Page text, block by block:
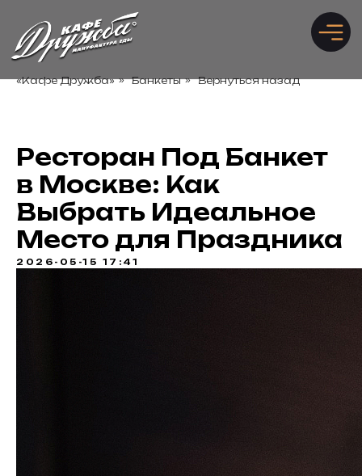
«Кафе Дружба» » Банкеты » Вернуться назад
Ресторан Под Банкет
в Москве: Как
Выбрать Идеальное
Место для Праздника
2026-05-15 17:41